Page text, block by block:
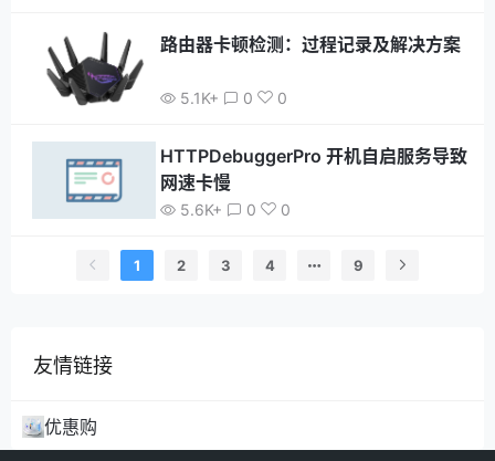
路由器卡顿检测：过程记录及解决方案
5.1K+ 0 0
HTTPDebuggerPro 开机自启服务导致
网速卡慢
5.6K+ 0 0
1 2 3 4 9
友情链接
优惠购